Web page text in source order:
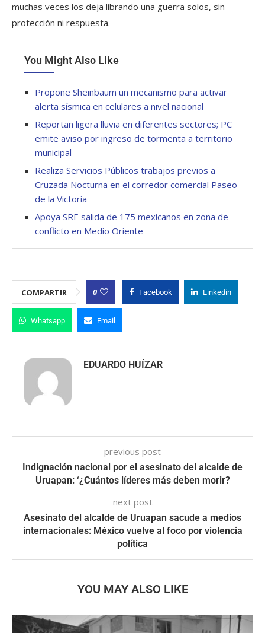
muchas veces los deja librando una guerra solos, sin
protección ni respuesta.
You Might Also Like
Propone Sheinbaum un mecanismo para activar
alerta sísmica en celulares a nivel nacional
Reportan ligera lluvia en diferentes sectores; PC
emite aviso por ingreso de tormenta a territorio
municipal
Realiza Servicios Públicos trabajos previos a
Cruzada Nocturna en el corredor comercial Paseo
de la Victoria
Apoya SRE salida de 175 mexicanos en zona de
conflicto en Medio Oriente
COMPARTIR 0 Facebook Linkedin
Whatsapp Email
EDUARDO HUÍZAR
previous post
Indignación nacional por el asesinato del alcalde de
Uruapan: ‘¿Cuántos líderes más deben morir?
next post
Asesinato del alcalde de Uruapan sacude a medios
internacionales: México vuelve al foco por violencia
política
YOU MAY ALSO LIKE